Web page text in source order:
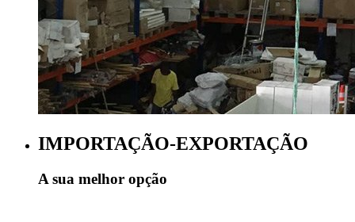
IMPORTAÇÃO-EXPORTAÇÃO
A sua melhor opção